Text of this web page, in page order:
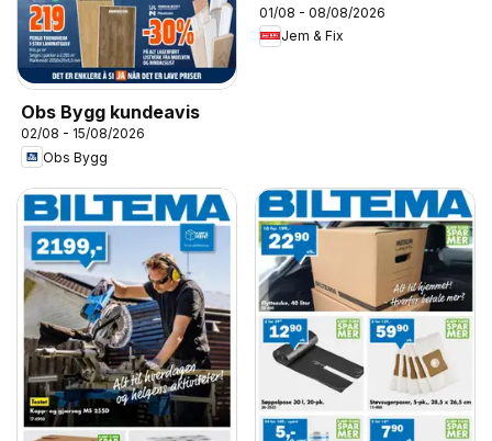
Obs Bygg kundeavis
02/08 - 15/08/2026
Obs Bygg
01/08 - 08/08/2026
Jem & Fix